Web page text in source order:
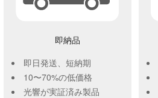
即納品
即日発送、短納期
10〜70%の低価格
光響が実証済み製品